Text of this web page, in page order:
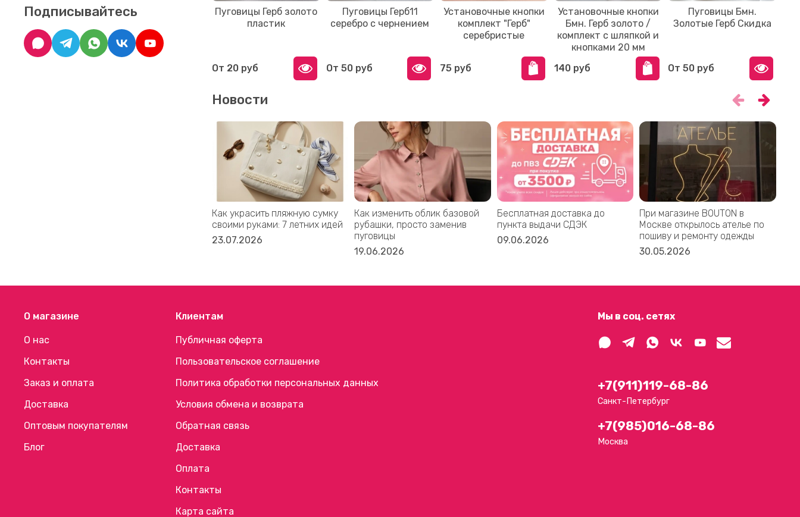
Пуговицы Герб золото
пластик
От 20 руб
Пуговицы Герб11
серебро с чернением
От 50 руб
Установочные кнопки
комплект "Герб"
серебристые
75 руб
Установочные кнопки
Бмн. Герб золото /
комплект с шляпкой и
кнопками 20 мм
140 руб
Пуговицы Бмн.
Золотые Герб Скидка
От 50 руб
Новости
Как украсить пляжную сумку
своими руками: 7 летних идей
23.07.2026
Как изменить облик базовой
рубашки, просто заменив
пуговицы
19.06.2026
Бесплатная доставка до
пункта выдачи СДЭК
09.06.2026
При магазине BOUTON в
Москве открылось ателье по
пошиву и ремонту одежды
30.05.2026
Подписывайтесь
О магазине
О нас
Контакты
Заказ и оплата
Доставка
Оптовым покупателям
Блог
Клиентам
Публичная оферта
Пользовательское соглашение
Политика обработки персональных данных
Условия обмена и возврата
Обратная связь
Доставка
Оплата
Контакты
Карта сайта
Мы в соц. сетях
+7(911)119-68-86
Санкт-Петербург
+7(985)016-68-86
Москва